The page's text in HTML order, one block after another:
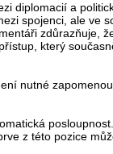
diplomacií a
spojenci, ale ve
zdůrazňuje,
který
nutné
z této pozice